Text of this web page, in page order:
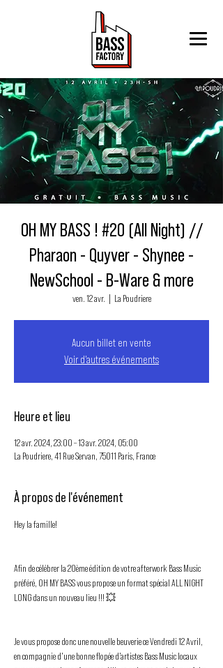
OH MY BASS ! #20 (All Night) //
Pharaon - Quyver - Shynee -
NewSchool - B-Ware & more
ven. 12 avr. La Poudriere
Aucun billet en vente
Voir d'autres événements
Heure et lieu
12 avr. 2024, 23:00 – 13 avr. 2024, 05:00
La Poudriere, 41 Rue Servan, 75011 Paris, France
À propos de l'événement
Hey la famille!
Afin de célébrer la 20ème édition de votre afterwork Bass Music
préféré, OH MY BASS vous propose un format spécial ALL NIGHT
LONG dans un nouveau lieu !!! 💥
Je vous propose donc une nouvelle beuverie ce Vendredi 12 Avril,
en compagnie d'une bonne flopée d'artistes Bass Music locaux